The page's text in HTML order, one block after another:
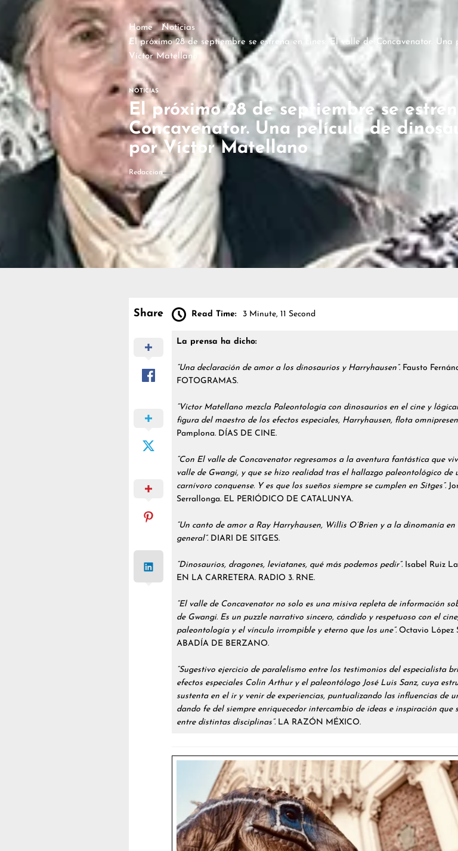
Home
Noticias
El próximo 28 de septiembre se estrena en cines: El valle de Concavenator.
Víctor Matellano
NOTICIAS
El próximo 28 de septiembre se
Concavenator. Una película de
por Víctor Matellano
Redaccion
Share Read Time: 3 Minute, 11 Second
La prensa ha dicho:
“Una declaración de amor a los dinosaurios y Harryhausen”. Fausto
FOTOGRAMAS.
“Víctor Matellano mezcla Paleontología con dinosaurios en el cine y
figura del maestro de los efectos especiales, Harryhausen, flota
Pamplona. DÍAS DE CINE.
“Con El valle de Concavenator regresamos a la aventura fantástica que
valle de Gwangi, y que se hizo realidad tras el hallazgo paleontológico de
carnívoro conquense. Y es que los sueños siempre se cumplen en Sitges”.
Serrallonga. EL PERIÓDICO DE CATALUNYA.
“Un canto de amor a Ray Harryhausen, Willis O’Brien y a la dinomanía en
general”.DIARI DE SITGES.
“Dinosaurios, dragones, leviatanes, qué más podemos pedir”.Isabel Ruiz
EN LA CARRETERA. RADIO 3. RNE.
“El valle de Concavenator no solo es una misiva repleta de información
de Gwangi. Es un puzzle narrativo sincero, cándido y respetuoso con el
paleontología y el vínculo irrompible y eterno que los une”.Octavio López
ABADÍA DE BERZANO.
“Sugestivo ejercicio de paralelismo entre los testimonios del especialista
efectos especiales Colin Arthur y el paleontólogo José Luis Sanz, cuya
sustenta en el ir y venir de experiencias, puntualizando las influencias de
dando fe del siempre enriquecedor intercambio de ideas e inspiración que
entre distintas disciplinas”.LA RAZÓN MÉXICO.